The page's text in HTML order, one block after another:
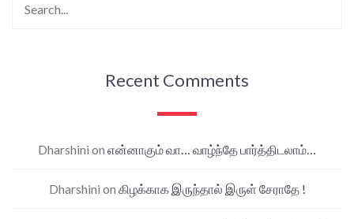
Recent Comments
Dharshini on என்னாகும் வா… வாழ்ந்தே பார்த்திடலாம்…
Dharshini on கிழக்காக இருந்தால் இருள் சேராதே !